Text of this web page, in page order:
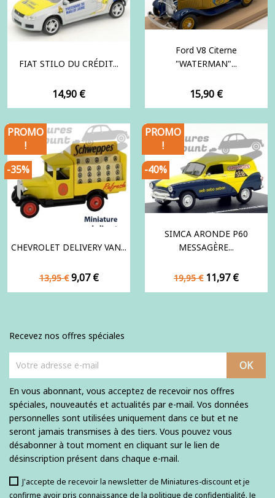
FIAT STILO DU CRÉDIT...
Prix
14,90 €
Ford V8 Citerne
"WATERMAN"...
Prix
15,90 €
CHEVROLET DELIVERY VAN...
Prix
de
13,95 € Prix
9,07 €
PROMO
!
-35%
SIMCA ARONDE P60
MESSAGÈRE...
Prix
de
19,95 € Prix
11,97 €
PROMO
!
-40%
Recevez nos offres spéciales
En vous abonnant, vous acceptez de recevoir nos offres
spéciales, nouveautés et actualités par e-mail. Vos données
personnelles sont utilisées uniquement dans ce but et ne
seront jamais transmises à des tiers. Vous pouvez vous
désabonner à tout moment en cliquant sur le lien de
désinscription présent dans chaque e-mail.
J'accepte de recevoir la newsletter de Miniatures-discount et je
confirme avoir pris connaissance de la politique de confidentialité. Je